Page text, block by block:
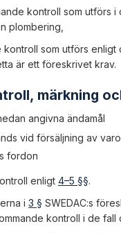
kontroll som utförs
plombering,
som utförs
är ett föreskrivet krav.
märkning
angivna ändamål
vid försäljning av
fordon
enligt 4–5 §§.
i 3 § SWEDAC:s
kontroll i de fall